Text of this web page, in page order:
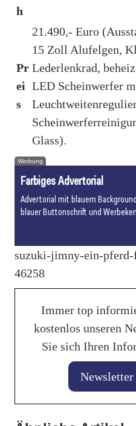
h
Pr
ei
s
21.490,- Euro
15 Zoll Alufelgen,
Lederlenkrad,
LED Scheinwerfer
Glass).
Werbung
Farbiges Advertorial
Advertorial mit blauem
blauer Buttonschrift und
suzuki-jimny-ein-
46258
Immer top
kostenlos unseren
Sie sich Ihren
Newsletter